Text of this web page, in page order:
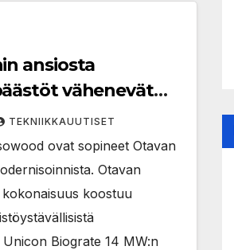
ansiosta
vähenevät
sahalla
TEKNIIKKAUUTISET
ovat sopineet Otavan
Otavan
koostuu
Biograte 14 MW:n